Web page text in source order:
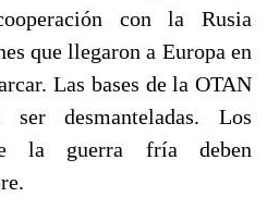
con la Rusia
que llegaron a Europa en
Las bases de la OTAN
desmanteladas. Los
la guerra fría deben